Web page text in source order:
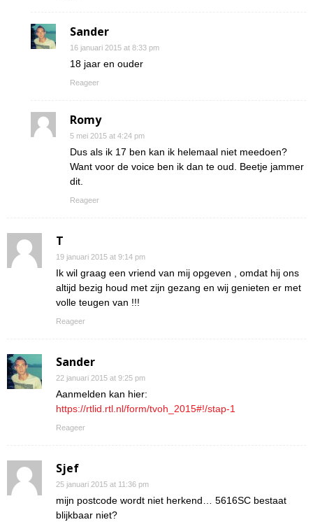
Sander
16 januari 2015 at 8:33 pm
18 jaar en ouder
Reageer
Romy
5 mei 2015 at 4:24 pm
Dus als ik 17 ben kan ik helemaal niet meedoen?
Want voor de voice ben ik dan te oud. Beetje jammer
dit.
Reageer
T
19 januari 2015 at 9:14 pm
Ik wil graag een vriend van mij opgeven , omdat hij ons
altijd bezig houd met zijn gezang en wij genieten er met
volle teugen van !!!
Reageer
Sander
22 januari 2015 at 9:25 pm
Aanmelden kan hier:
https://rtlid.rtl.nl/form/tvoh_2015#!/stap-1
Reageer
Sjef
25 januari 2015 at 11:36 pm
mijn postcode wordt niet herkend… 5616SC bestaat
blijkbaar niet?